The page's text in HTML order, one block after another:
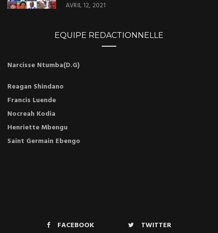
AVRIL 12, 2021
EQUIPE REDACTIONNELLE
Narcisse Ntumba(D.G)
Reagan Shindano
Francis Luende
Nocreah Kodia
Henriette Mbengu
Saint Germain Ebengo
FACEBOOK TWITTER